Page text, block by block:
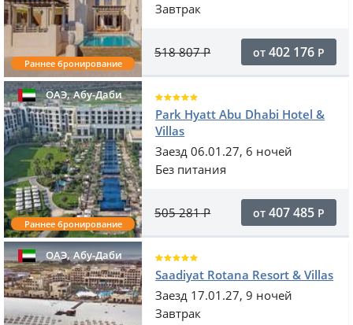
Раннее бронирование
Завтрак
518 807Р от 402 176 Р
ОАЭ,Абу-Даби
Раннее бронирование
Park Hyatt Abu Dhabi Hotel &
Villas
Заезд 06.01.27, 6 ночей
Без питания
505 281Р от 407 485 Р
ОАЭ,Абу-Даби
Saadiyat Rotana Resort & Villas
Заезд 17.01.27, 9 ночей
Завтрак